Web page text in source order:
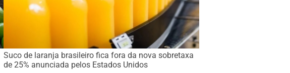
Suco de laranja brasileiro fica fora da nova sobretaxa
de 25% anunciada pelos Estados Unidos